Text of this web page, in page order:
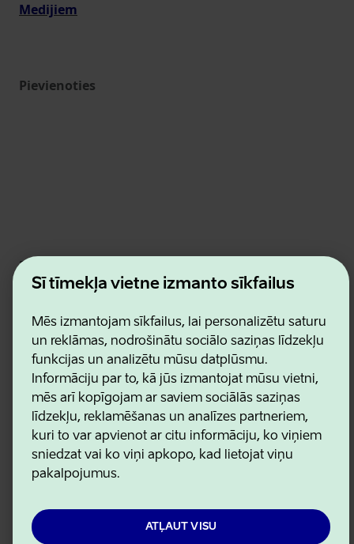
Šī tīmekļa vietne izmanto sīkfailus
Mēs izmantojam sīkfailus, lai personalizētu saturu
un reklāmas, nodrošinātu sociālo saziņas līdzekļu
funkcijas un analizētu mūsu datplūsmu.
Informāciju par to, kā jūs izmantojat mūsu vietni,
mēs arī kopīgojam ar saviem sociālās saziņas
līdzekļu, reklamēšanas un analīzes partneriem,
kuri to var apvienot ar citu informāciju, ko viņiem
sniedzat vai ko viņi apkopo, kad lietojat viņu
pakalpojumus.
ATĻAUT VISU
Medijiem
Pievienoties
Estonian Business and Innovation Agency
Kontakti
Sadarbības partneri
Lietošanas noteikumi
Sīkdatņu un konfidencialitātes politika